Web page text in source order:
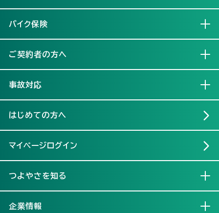
バイク保険
ご契約者の方へ
事故対応
はじめての方へ
マイページログイン
つよやさを知る
企業情報